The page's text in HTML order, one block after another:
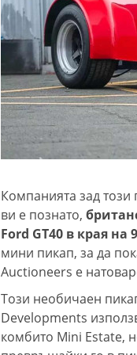
Компанията зад
ви е познато,
Ford GT40 в края на
мини пикап, за да
Auctioneers е
Този необичаен
Developments
комбито Mini Estate,